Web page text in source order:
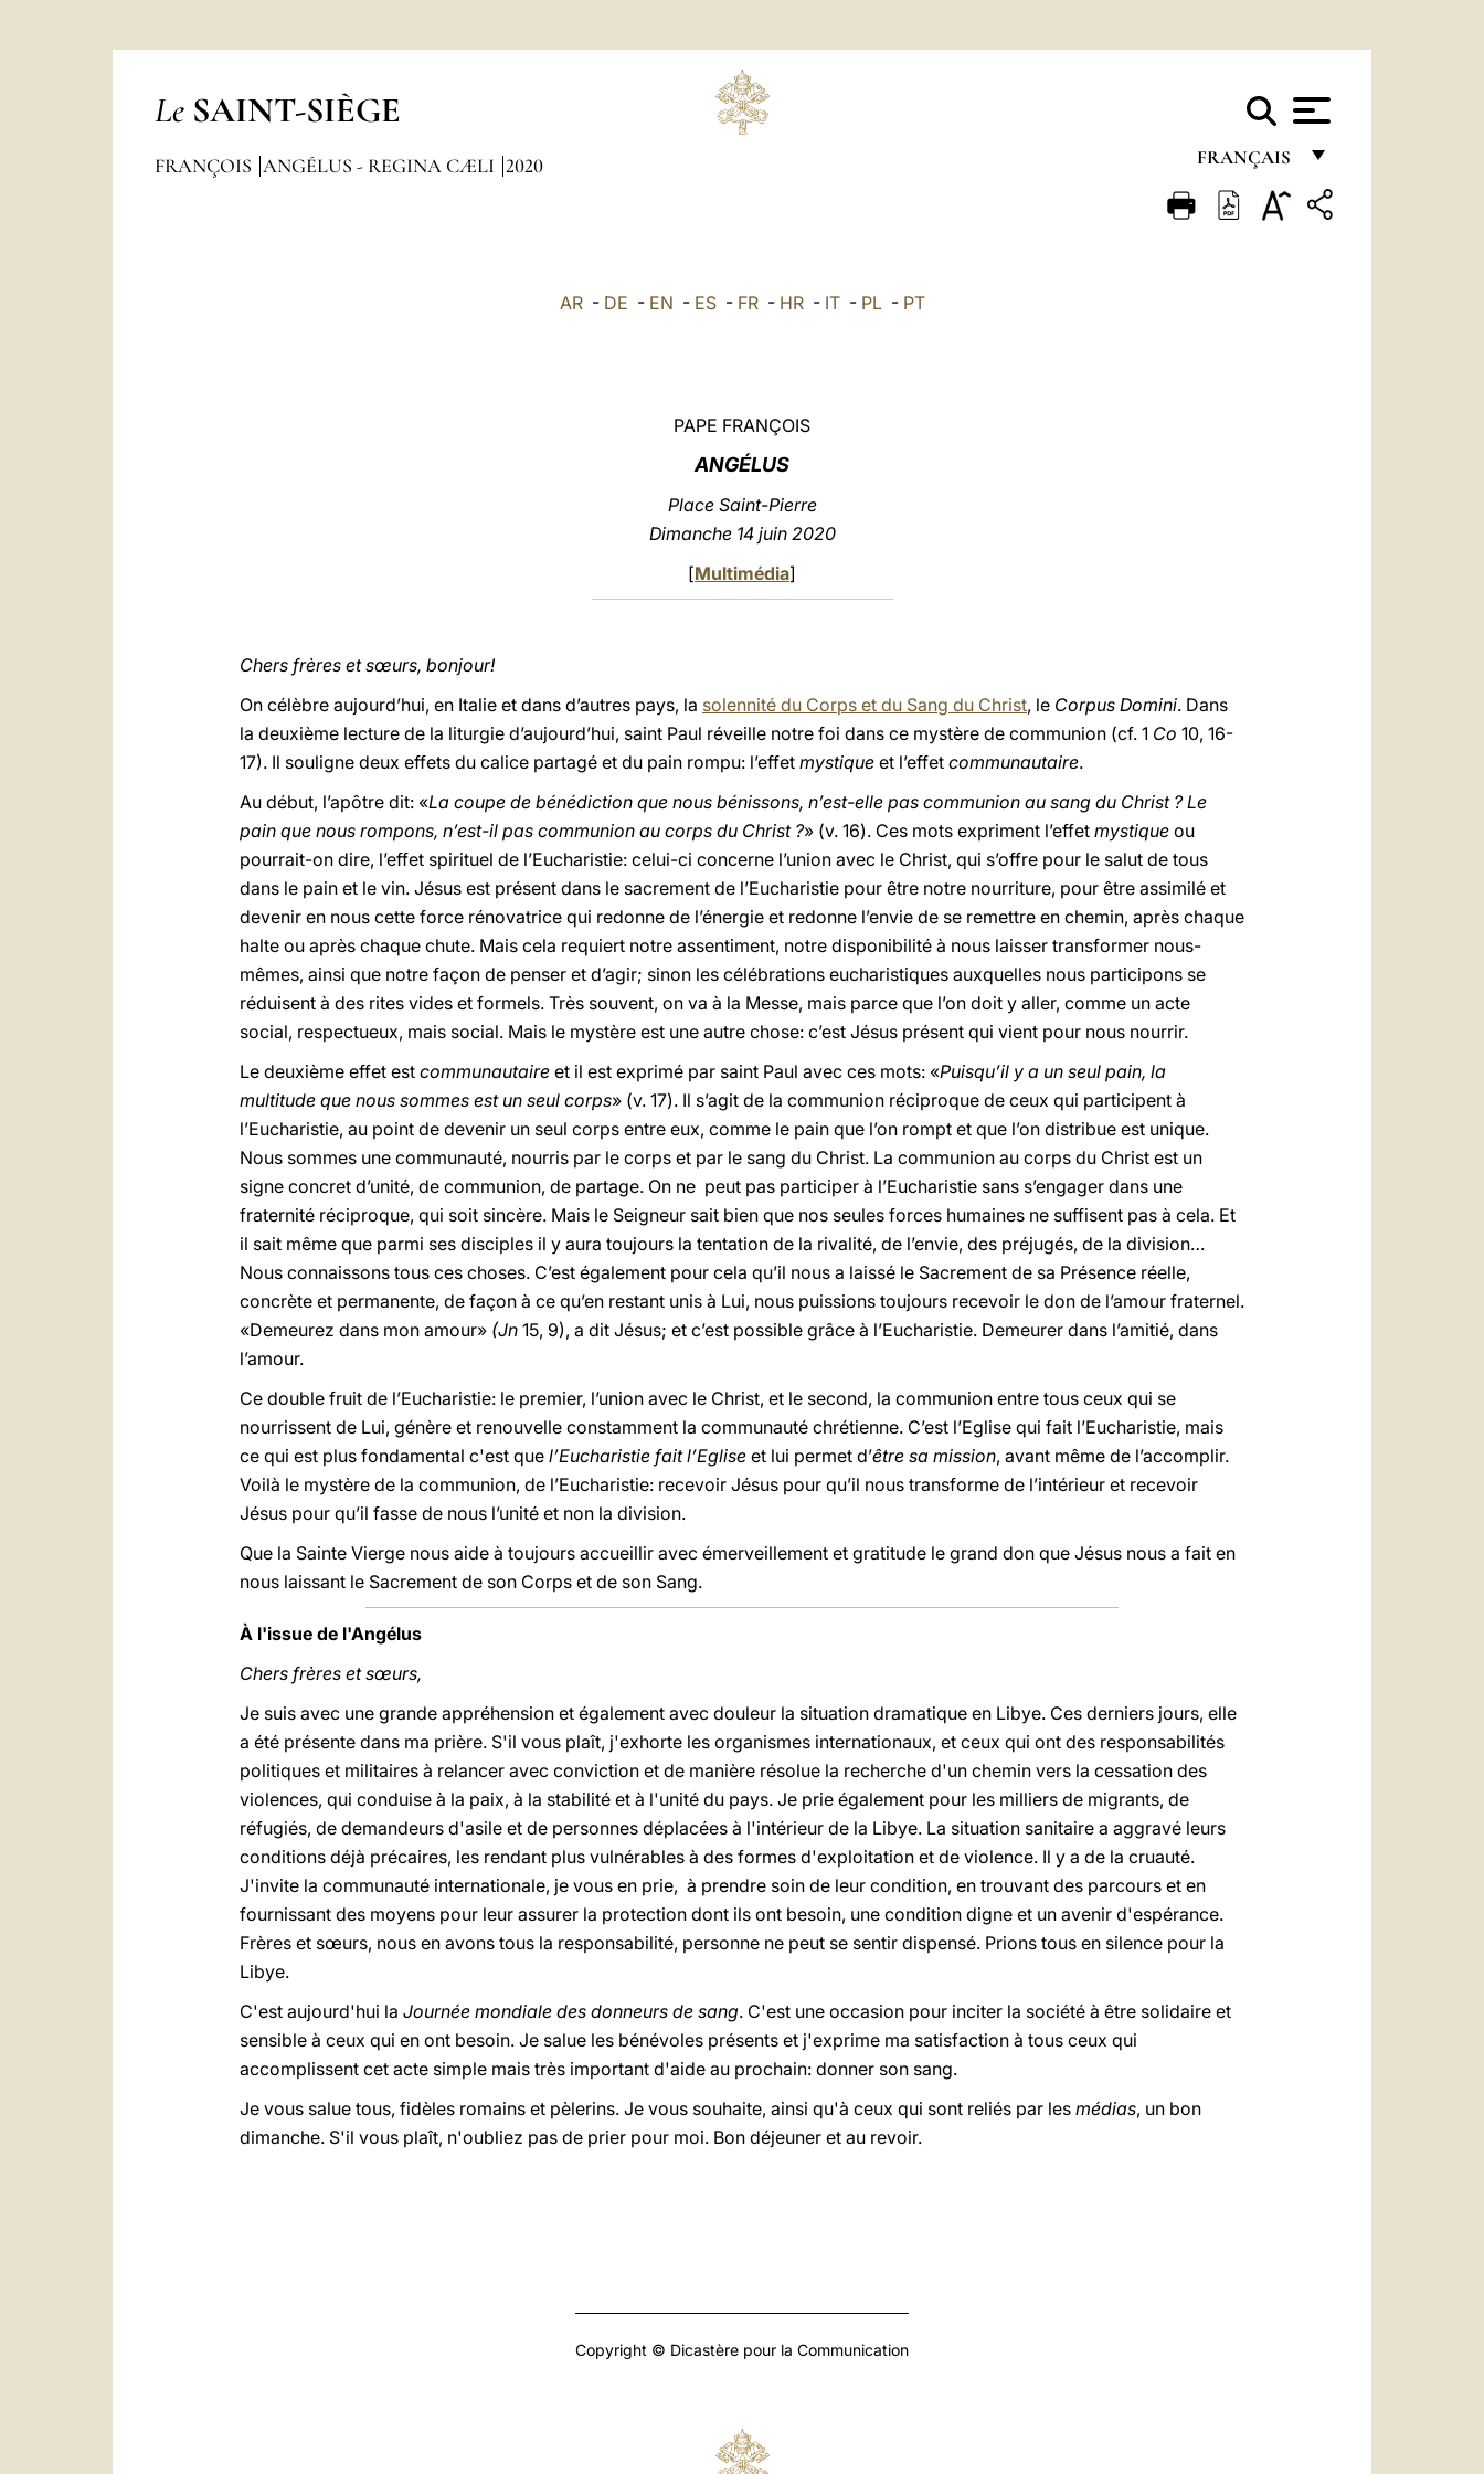
Le SAINT-SIÈGE
FRANÇAIS
FRANÇAIS
FRANÇOIS ANGÉLUS - REGINA CÆLI 2020
AR- DE - EN - ES- FR- HR- IT- PL- PT
PAPE FRANÇOIS
ANGÉLUS
PlaceSaint-Pierre
Dimanche 14 juin 2020
[Multimédia]
Chers frères et sœurs, bonjour!
On célèbre aujourd’hui, en Italie et dans d’autres pays, la solennité du Corps et du Sang du Christ, le Corpus Domini. Dans
la deuxième lecture de la liturgie d’aujourd’hui, saint Paul réveille notre foi dans ce mystère de communion (cf. 1 Co 10, 16-
17). Il souligne deux effets du calice partagé et du pain rompu: l’effet mystique et l’effet communautaire.
Au début, l’apôtre dit: «La coupe de bénédiction que nous bénissons, n’est-elle pas communion au sang du Christ ? Le
pain que nous rompons, n’est-il pas communion au corps du Christ ?» (v. 16). Ces mots expriment l’effet mystique ou
pourrait-on dire, l’effet spirituel de l’Eucharistie: celui-ci concerne l’union avec le Christ, qui s’offre pour le salut de tous
dans le pain et le vin. Jésus est présent dans le sacrement de l’Eucharistie pour être notre nourriture, pour être assimilé et
devenir en nous cette force rénovatrice qui redonne de l’énergie et redonne l’envie de se remettre en chemin, après chaque
halte ou après chaque chute. Mais cela requiert notre assentiment, notre disponibilité à nous laisser transformer nous-
mêmes, ainsi que notre façon de penser et d’agir; sinon les célébrations eucharistiques auxquelles nous participons se
réduisent à des rites vides et formels. Très souvent, on va à la Messe, mais parce que l’on doit y aller, comme un acte
social, respectueux, mais social. Mais le mystère est une autre chose: c’est Jésus présent qui vient pour nous nourrir.
Le deuxième effet est communautaire et il est exprimé par saint Paul avec ces mots: «Puisqu’il y a un seul pain, la
multitude que nous sommes est un seul corps» (v. 17). Il s’agit de la communion réciproque de ceux qui participent à
l’Eucharistie, au point de devenir un seul corps entre eux, comme le pain que l’on rompt et que l’on distribue est unique.
Nous sommes une communauté, nourris par le corps et par le sang du Christ. La communion au corps du Christ est un
signe concret d’unité, de communion, de partage. On ne peut pas participer à l’Eucharistie sans s’engager dans une
fraternité réciproque, qui soit sincère. Mais le Seigneur sait bien que nos seules forces humaines ne suffisent pas à cela. Et
il sait même que parmi ses disciples il y aura toujours la tentation de la rivalité, de l’envie, des préjugés, de la division…
Nous connaissons tous ces choses. C’est également pour cela qu’il nous a laissé le Sacrement de sa Présence réelle,
concrète et permanente, de façon à ce qu’en restant unis à Lui, nous puissions toujours recevoir le don de l’amour fraternel.
«Demeurez dans mon amour» (Jn 15, 9), a dit Jésus; et c’est possible grâce à l’Eucharistie. Demeurer dans l’amitié, dans
l’amour.
Ce double fruit de l’Eucharistie: le premier, l’union avec le Christ, et le second, la communion entre tous ceux qui se
nourrissent de Lui, génère et renouvelle constamment la communauté chrétienne. C’est l’Eglise qui fait l’Eucharistie, mais
ce qui est plus fondamental c'est que l’Eucharistie fait l’Eglise et lui permet d’être sa mission, avant même de l’accomplir.
Voilà le mystère de la communion, de l’Eucharistie: recevoir Jésus pour qu’il nous transforme de l’intérieur et recevoir
Jésus pour qu’il fasse de nous l’unité et non la division.
Que la Sainte Vierge nous aide à toujours accueillir avec émerveillement et gratitude le grand don que Jésus nous a fait en
nous laissant le Sacrement de son Corps et de son Sang.
À l'issue de l'Angélus
Chers frères et sœurs,
Je suis avec une grande appréhension et également avec douleur la situation dramatique en Libye. Ces derniers jours, elle
a été présente dans ma prière. S'il vous plaît, j'exhorte les organismes internationaux, et ceux qui ont des responsabilités
politiques et militaires à relancer avec conviction et de manière résolue la recherche d'un chemin vers la cessation des
violences, qui conduise à la paix, à la stabilité et à l'unité du pays. Je prie également pour les milliers de migrants, de
réfugiés, de demandeurs d'asile et de personnes déplacées à l'intérieur de la Libye. La situation sanitaire a aggravé leurs
conditions déjà précaires, les rendant plus vulnérables à des formes d'exploitation et de violence. Il y a de la cruauté.
J'invite la communauté internationale, je vous en prie, à prendre soin de leur condition, en trouvant des parcours et en
fournissant des moyens pour leur assurer la protection dont ils ont besoin, une condition digne et un avenir d'espérance.
Frères et sœurs, nous en avons tous la responsabilité, personne ne peut se sentir dispensé. Prions tous en silence pour la
Libye.
C'est aujourd'hui la Journée mondiale des donneurs de sang. C'est une occasion pour inciter la société à être solidaire et
sensible à ceux qui en ont besoin. Je salue les bénévoles présents et j'exprime ma satisfaction à tous ceux qui
accomplissent cet acte simple mais très important d'aide au prochain: donner son sang.
Je vous salue tous, fidèles romains et pèlerins. Je vous souhaite, ainsi qu'à ceux qui sont reliés par les médias, un bon
dimanche. S'il vous plaît, n'oubliez pas de prier pour moi. Bon déjeuner et au revoir.
Copyright © Dicastère pour la Communication